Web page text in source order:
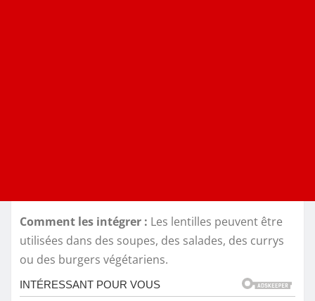
Comment les intégrer : Les lentilles peuvent être
utilisées dans des soupes, des salades, des currys
ou des burgers végétariens.